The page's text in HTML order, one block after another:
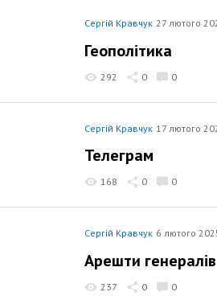
Сергій Кравчук 27 лютого
Геополітика
292 0 0
Сергій Кравчук 17 лютого
Телеграм
168 0 0
Сергій Кравчук 6 лютого
Арешти генералів
237 0 0